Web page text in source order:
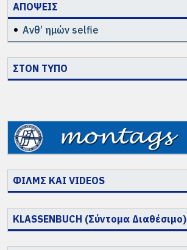
ΑΠΟΨΕΙΣ
Ανθ’ ημών selfie
ΣΤΟΝ ΤΥΠΟ
ΦΙΛΜΣ ΚΑΙ VIDEOS
KLASSENBUCH (Σύντομα Διαθέσιμο)